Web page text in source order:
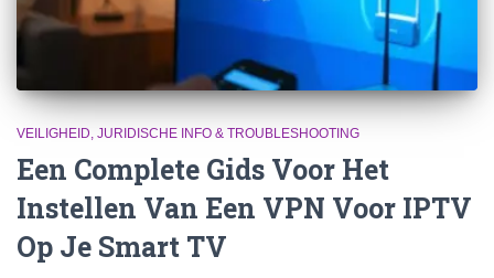
VEILIGHEID, JURIDISCHE INFO & TROUBLESHOOTING
Een Complete Gids Voor Het
Instellen Van Een VPN Voor IPTV
Op Je Smart TV